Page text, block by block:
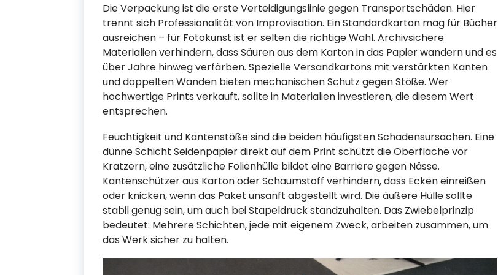
Die Verpackung ist die erste Verteidigungslinie gegen Transportschäden. Hier
trennt sich Professionalität von Improvisation. Ein Standardkarton mag für Bücher
ausreichen – für Fotokunst ist er selten die richtige Wahl. Archivsichere
Materialien verhindern, dass Säuren aus dem Karton in das Papier wandern und es
über Jahre hinweg verfärben. Spezielle Versandkartons mit verstärkten Kanten
und doppelten Wänden bieten mechanischen Schutz gegen Stöße. Wer
hochwertige Prints verkauft, sollte in Materialien investieren, die diesem Wert
entsprechen.
Feuchtigkeit und Kantenstöße sind die beiden häufigsten Schadensursachen. Eine
dünne Schicht Seidenpapier direkt auf dem Print schützt die Oberfläche vor
Kratzern, eine zusätzliche Folienhülle bildet eine Barriere gegen Nässe.
Kantenschützer aus Karton oder Schaumstoff verhindern, dass Ecken einreißen
oder knicken, wenn das Paket unsanft abgestellt wird. Die äußere Hülle sollte
stabil genug sein, um auch bei Stapeldruck standzuhalten. Das Zwiebelprinzip
bedeutet: Mehrere Schichten, jede mit eigenem Zweck, arbeiten zusammen, um
das Werk sicher zu halten.